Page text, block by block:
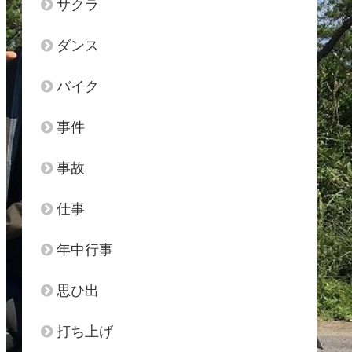
サクラ
ダンス
バイク
事件
事故
仕事
年中行事
思ひ出
打ち上げ